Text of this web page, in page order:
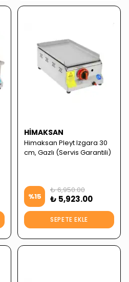
HIMAKSAN
Himaksan Pleyt Izgara 30
cm, Gazlı (Servis Garantili)
%15
₺ 6,950.00
₺ 5,923.00
SEPETE EKLE